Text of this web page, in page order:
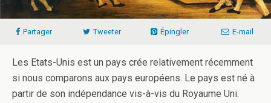
Partager Tweeter Épingler E-mail
Les Etats-Unis est un pays crée relativement récemment
si nous comparons aux pays européens. Le pays est né à
partir de son indépendance vis-à-vis du Royaume Uni.